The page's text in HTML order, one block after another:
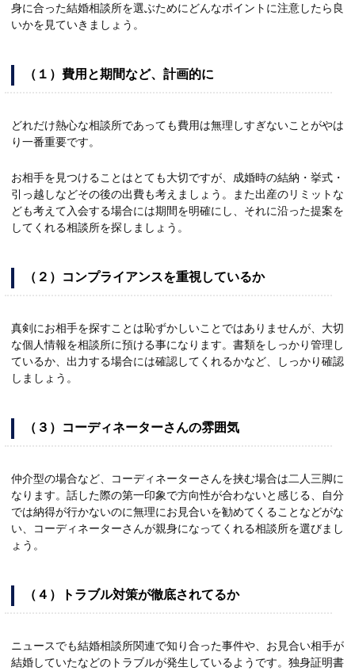
身に合った結婚相談所を選ぶためにどんなポイントに注意したら良
いかを見ていきましょう。
（１）費用と期間など、計画的に
どれだけ熱心な相談所であっても費用は無理しすぎないことがやは
り一番重要です。
お相手を見つけることはとても大切ですが、成婚時の結納・挙式・
引っ越しなどその後の出費も考えましょう。また出産のリミットな
ども考えて入会する場合には期間を明確にし、それに沿った提案を
してくれる相談所を探しましょう。
（２）コンプライアンスを重視しているか
真剣にお相手を探すことは恥ずかしいことではありませんが、大切
な個人情報を相談所に預ける事になります。書類をしっかり管理し
ているか、出力する場合には確認してくれるかなど、しっかり確認
しましょう。
（３）コーディネーターさんの雰囲気
仲介型の場合など、コーディネーターさんを挟む場合は二人三脚に
なります。話した際の第一印象で方向性が合わないと感じる、自分
では納得が行かないのに無理にお見合いを勧めてくることなどがな
い、コーディネーターさんが親身になってくれる相談所を選びまし
ょう。
（４）トラブル対策が徹底されてるか
ニュースでも結婚相談所関連で知り合った事件や、お見合い相手が
結婚していたなどのトラブルが発生しているようです。独身証明書